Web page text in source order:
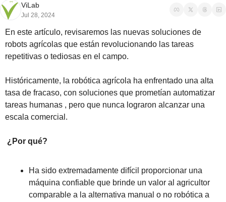
Tabaco
Avellanos
ViLab
Jul 28, 2024
En este artículo, revisaremos las nuevas soluciones de
robots agrícolas que están revolucionando las tareas
repetitivas o tediosas en el campo.
Históricamente, la robótica agrícola ha enfrentado una alta
tasa de fracaso, con soluciones que prometían automatizar
tareas humanas , pero que nunca lograron alcanzar una
escala comercial.
¿Por qué?
Ha sido extremadamente difícil proporcionar una
máquina confiable que brinde un valor al agricultor
comparable a la alternativa manual o no robótica a